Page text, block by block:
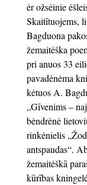
ėr ožsėinie
Skaitītuojems,
Bagduona
žemaitėška
pri anuos 33
pavadėnėma
kėtuos A.
„Gīvenims –
bėndrėnė
rinkėnielis
antspaudas“.
žemaitėškā
kūrības